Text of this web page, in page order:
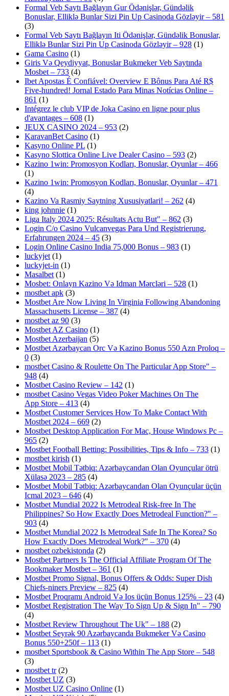
Formal Veb Saytı Bağlayın️ Gur Ödənişlər, Gündəlik
Bonuslar, Elliklə Bunlar Sizi Pin Up Casinoda Gözləyir – 581
(3)
Formal Veb Saytı Bağlayın️ Iti Ödənişlər, Gündəlik Bonuslar,
Elliklə Bunlar Sizi Pin Up Casinoda Gözləyir – 928 (1)
Gama Casino (1)
Giris Və Qeydiyyat, Bonuslar Bukmeker Veb Saytında
Mosbet – 733 (4)
Ibet Apostas É Confiável: Overview E Bônus Para Até R$
Five-hundred! Jornal Estado Para Minas Notícias Online –
861 (1)
Intégrez le club VIP de Joka Casino en ligne pour plus
d'avantages – 608 (1)
JEUX CASINO 2024 – 953 (2)
KaravanBet Casino (1)
Kasyno Online PL (1)
Kasyno Slottica Online Live Dealer Casino – 593 (2)
Kazino 1win: Promosyon Kodları, Bonuslar, Oyunlar – 466
(1)
Kazino 1win: Promosyon Kodları, Bonuslar, Oyunlar – 471
(4)
Kazino Va Rasmiy Saytning Xususiyatlari! – 262 (4)
king johnnie (1)
Liga Italy 2024 2025: Résultats Actu But" – 862 (3)
Login C/o Casino Vulcanvegas Para Und Registrierung,
Erfahrungen 2024 – 45 (3)
Login Online Casino India 75,000 Bonus – 983 (1)
luckyjet (1)
luckyjet-in (1)
Masalbet (1)
Mosbet: Onlayn Kazino Və Idman Mərcləri – 528 (1)
mostbet apk (3)
Mostbet Are Now Living In Virginia Following Abandoning
Massachusetts License – 387 (4)
mostbet az 90 (3)
Mostbet AZ Casino (1)
Mostbet Azerbaijan (5)
Mostbet Azərbaycan Orc Və Kazino Bonus 550 Azn Proloq –
0 (3)
‎mostbet Casino & Roulette On The Particular App Store" –
948 (4)
Mostbet Casino Review – 142 (1)
‎mostbet Casino Vegas Video Poker Machines On The
App Store – 413 (4)
Mostbet Customer Services How To Make Contact With
Mostbet 2024 – 669 (2)
Mostbet Desktop Application For Mac, House Windows Pc –
965 (2)
Mostbet Football Betting: Possibilities, Tips & Info – 733 (1)
mostbet kirish (1)
Mostbet Mobil Tətbiq: Azərbaycandan Olan Oyunçular ötrü
Xülasə 2023 – 285 (4)
Mostbet Mobil Tətbiq: Azərbaycandan Olan Oyunçular üçün
Icmal 2023 – 646 (4)
Mostbet Mundial 2022 Is Metrodeal Risk-free In The
Philippines? So How Exactly Does Metrodeal Function?" –
903 (4)
Mostbet Mundial 2022 Is Metrodeal Safe In The Korea? So
How Exactly Does Metrodeal Work?" – 370 (4)
mostbet ozbekistonda (2)
Mostbet Partners Is The Official Affiliate Program Of The
Bookmaker Mostbet – 361 (1)
Mostbet Promo Signal, Bonus Offers & Odds: Super Dish
Chiefs-niners Preview – 825 (4)
Mostbet Proqramı Android Və Ios üçün Bonus 125% – 23 (4)
Mostbet Registration The Way To Sign Up & Sign In" – 790
(4)
Mostbet Review Throughout The Uk" – 188 (2)
Mostbet Seyrək 90 Azərbaycanda Bukmeker Və Casino
Bonus 550+250f – 113 (1)
‎mostbet Sportsbook & Casino Within The App Store – 548
(3)
mostbet tr(2)
Mostbet UZ (3)
Mostbet UZ Casino Online (1)